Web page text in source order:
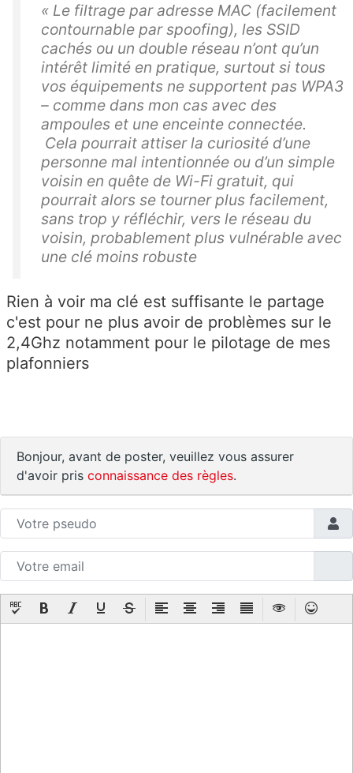
« Le filtrage par adresse MAC (facilement
contournable par spoofing), les SSID
cachés ou un double réseau n’ont qu’un
intérêt limité en pratique, surtout si tous
vos équipements ne supportent pas WPA3
– comme dans mon cas avec des
ampoules et une enceinte connectée.
Cela pourrait attiser la curiosité d’une
personne mal intentionnée ou d’un simple
voisin en quête de Wi-Fi gratuit, qui
pourrait alors se tourner plus facilement,
sans trop y réfléchir, vers le réseau du
voisin, probablement plus vulnérable avec
une clé moins robuste
Rien à voir ma clé est suffisante le partage
c'est pour ne plus avoir de problèmes sur le
2,4Ghz notamment pour le pilotage de mes
plafonniers
Bonjour, avant de poster, veuillez vous assurer
d'avoir pris connaissance des règles.